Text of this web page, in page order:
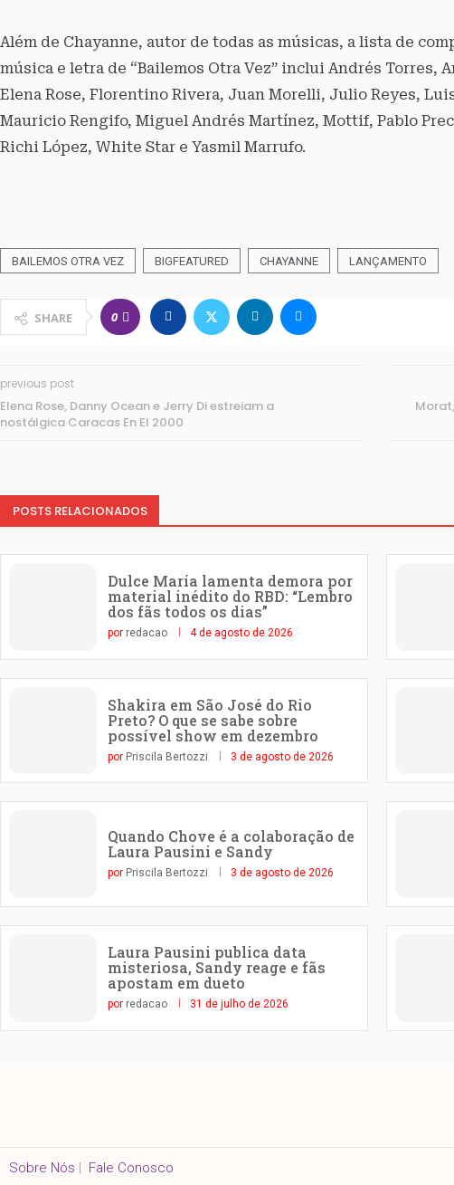
Além de Chayanne, autor de todas as músicas, a lista de
música e letra de “Bailemos Otra Vez” inclui Andrés Torres,
Elena Rose, Florentino Rivera, Juan Morelli, Julio Reyes,
Mauricio Rengifo, Miguel Andrés Martínez, Mottif, Pablo
Richi López, White Star e Yasmil Marrufo.
BAILEMOS OTRA VEZ BIGFEATURED CHAYANNE LANÇAMENTO
SHARE 0
previous post
Elena Rose, Danny Ocean e Jerry Di estreiam a
nostálgica Caracas En El 2000
POSTS RELACIONADOS
Dulce María lamenta demora por
material inédito do RBD: “Lembro
dos fãs todos os dias”
por redacao 4 de agosto de 2026
Shakira em São José do Rio
Preto? O que se sabe sobre
possível show em dezembro
por Priscila Bertozzi 3 de agosto de 2026
Quando Chove é a colaboração de
Laura Pausini e Sandy
por Priscila Bertozzi 3 de agosto de 2026
Laura Pausini publica data
misteriosa, Sandy reage e fãs
apostam em dueto
por redacao 31 de julho de 2026
Sobre Nós | Fale Conosco